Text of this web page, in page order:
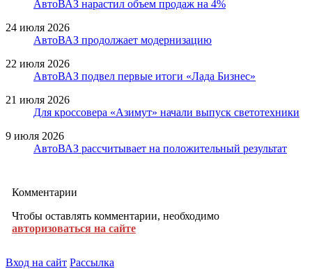
АвтоВАЗ нарастил объем продаж на 4%
24 июля 2026
АвтоВАЗ продолжает модернизацию
22 июля 2026
АвтоВАЗ подвел первые итоги «Лада Бизнес»
21 июля 2026
Для кроссовера «Азимут» начали выпуск светотехники
9 июля 2026
АвтоВАЗ рассчитывает на положительный результат
Комментарии
Чтобы оставлять комментарии, необходимо
авторизоваться на сайте
Вход на сайт Рассылка